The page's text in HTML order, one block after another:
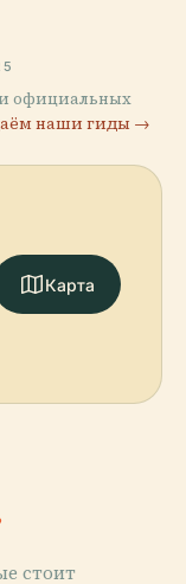
официальных
наши гиды →
Карта
стоит